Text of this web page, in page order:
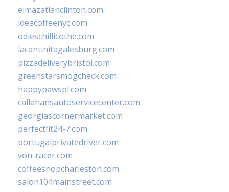
elmazatlanclinton.com
ideacoffeenyc.com
odieschillicothe.com
lacantinitagalesburg.com
pizzadeliverybristol.com
greenstarsmogcheck.com
happypawspl.com
callahansautoservicecenter.com
georgiascornermarket.com
perfectfit24-7.com
portugalprivatedriver.com
von-racer.com
coffeeshopcharleston.com
salon104mainstreet.com